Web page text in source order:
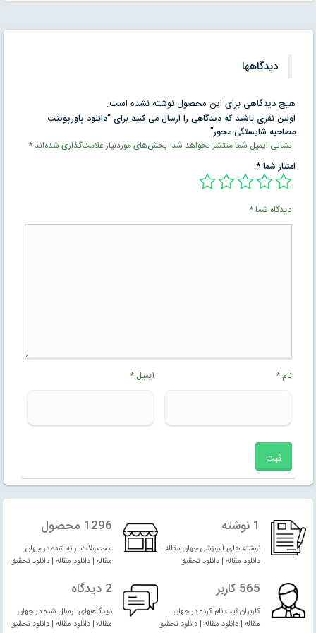
دیدگاهها
هیچ دیدگاهی برای این محصول نوشته نشده است.
اولین نفری باشید که دیدگاهی را ارسال می کنید برای “دانلود پاورپوینت
مصاحبه شایستگی محور”
نشانی ایمیل شما منتشر نخواهد شد. بخش‌های موردنیاز علامت‌گذاری شده‌اند*
امتیاز شما*
دیدگاه شما*
نام* ایمیل*
1 نوشته
نوشته های آموزشی جهان مقاله |
دانلود مقاله | دانلود تحقیق
1296 محصول
محصولات ارائه شده در جهان
مقاله | دانلود مقاله | دانلود تحقیق
565 کاربر
کاربران ثبت نام کرده در جهان
مقاله | دانلود مقاله | دانلود تحقیق
2 دیدگاه
دیدگاههای ارسال شده در جهان
مقاله | دانلود مقاله | دانلود تحقیق